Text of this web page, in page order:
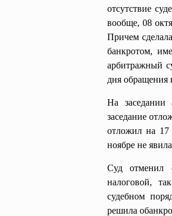
отсутствие
вообще, 08
Причем
банкротом,
арбитражный
дня обращения
На заседании
заседание
отложил на 17
ноябре не
Суд отменил
налоговой,
судебном
решила